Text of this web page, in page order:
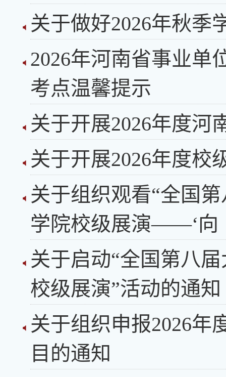
关于做好2026年秋季
2026年河南省事业单
考点温馨提示
关于开展2026年度河
关于开展2026年度校
关于组织观看“全国
学院校级展演——‘向
关于启动“全国第八
校级展演”活动的通知
关于组织申报2026年
目的通知